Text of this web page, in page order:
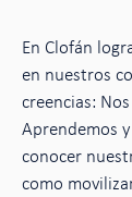
En Clofán
en nuestros
creencias:
Aprendemos
conocer
como